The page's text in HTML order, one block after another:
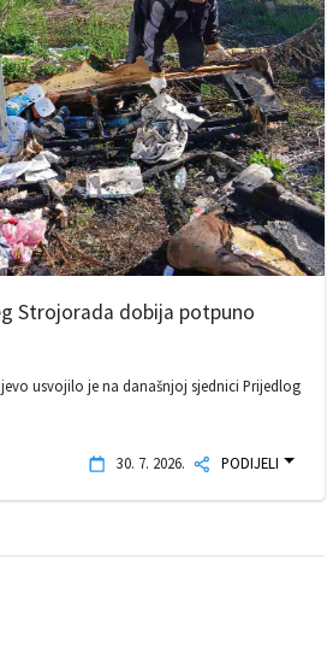
Strojorada dobija potpuno
usvojilo je na današnjoj sjednici Prijedlog
30. 7. 2026. PODIJELI